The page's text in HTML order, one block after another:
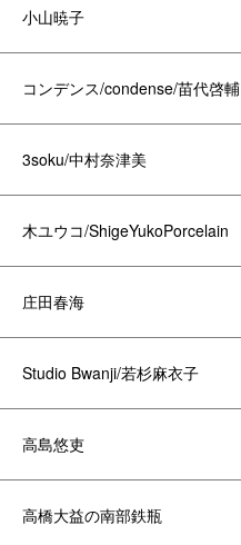
小山暁子
コンデンス/condense/苗代啓輔
3soku/中村奈津美
木ユウコ/ShigeYukoPorcelain
庄田春海
Studio Bwanji/若杉麻衣子
高島悠吏
高橋大益の南部鉄瓶